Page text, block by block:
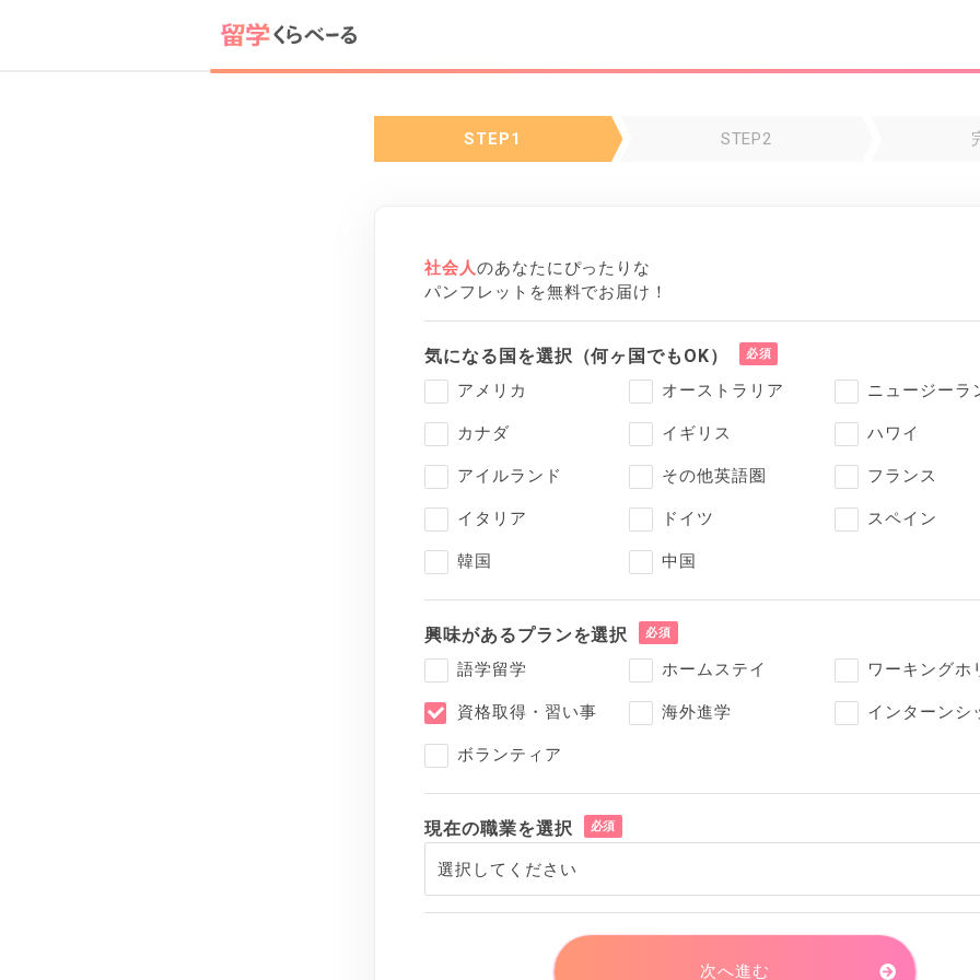
STEP1 STEP2
社会人のあなたにぴったりな
パンフレットを無料でお届け！
気になる国を選択（何ヶ国でもOK）
アメリカ オーストラリア ニュージーラ
カナダ イギリス ハワイ
アイルランド その他英語圏 フランス
イタリア ドイツ スペイン
韓国 中国
興味があるプランを選択
語学留学 ホームステイ ワーキングホ
資格取得・習い事 海外進学 インターンシ
ボランティア
現在の職業を選択
次へ進む